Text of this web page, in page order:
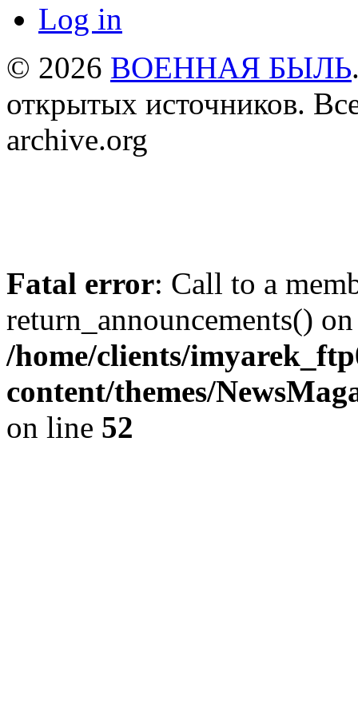
Log in
© 2026 ВОЕННАЯ БЫЛЬ
открытых источников.
archive.org
Fatal error: Call to a
return_announcements()
/home/clients/
content/themes/
on line 52